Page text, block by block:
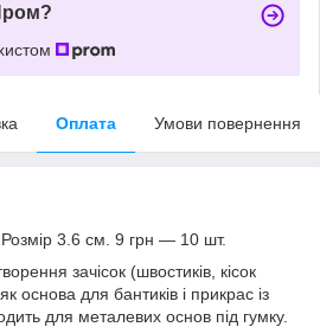
Оплата Умови повернення
3.6 см. 9 грн — 10 шт.
зачісок (швостиків, кісок
основа для бантиків і прикрас із
для металевих основ під гумку.